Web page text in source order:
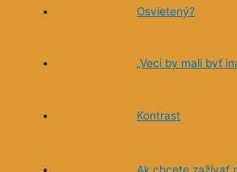
Osvietený?
„Veci by mali byť
Kontrast